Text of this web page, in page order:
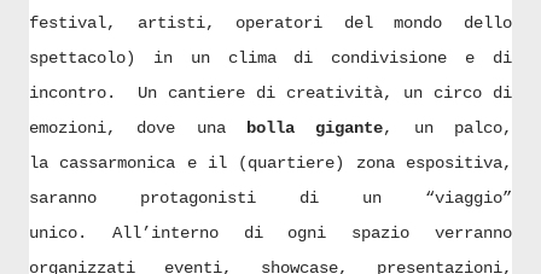
festival, artisti, operatori del mondo dello
spettacolo) in un clima di condivisione e di
incontro.
Un cantiere di creatività, un circo di
emozioni, dove
una bolla gigante, un palco,
la cassarmonica e il (quartiere) zona espositiva,
saranno protagonisti di un “viaggio”
unico.
All’interno di ogni spazio verranno
organizzati eventi, showcase, presentazioni,